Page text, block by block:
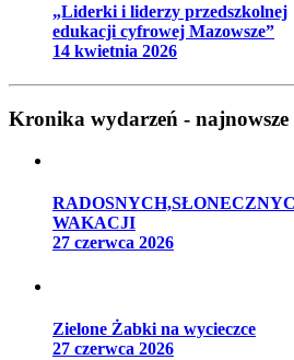
„Liderki i liderzy przedszkolnej
edukacji cyfrowej Mazowsze”
14 kwietnia 2026
Kronika wydarzeń - najnowsze
WAKACJI
27 czerwca 2026
Zielone Żabki na wycieczce
27 czerwca 2026